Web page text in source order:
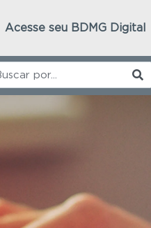
Acesse seu BDMG Digital